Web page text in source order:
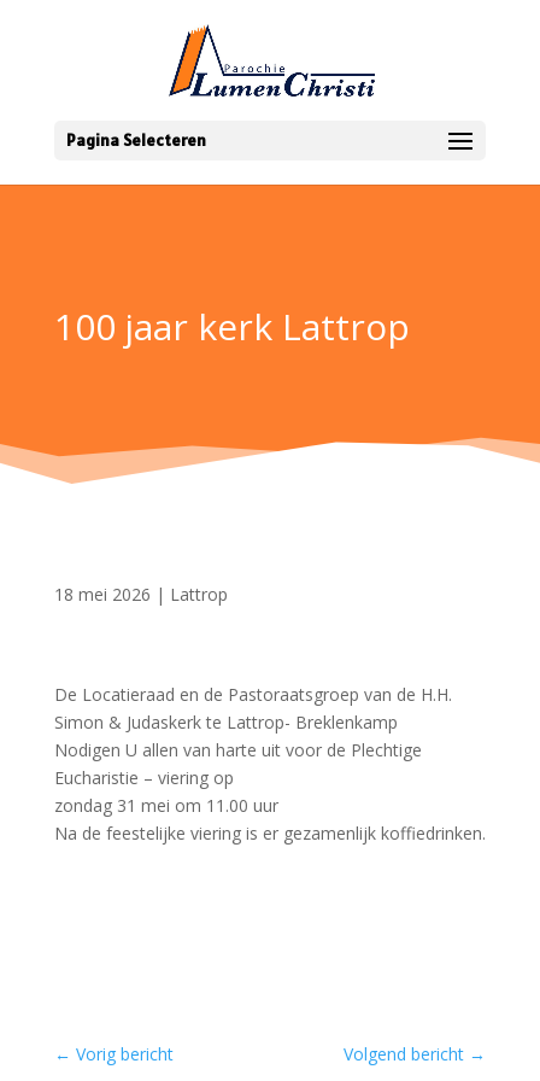
Pagina Selecteren
100 jaar kerk Lattrop
18 mei 2026 | Lattrop
De Locatieraad en de Pastoraatsgroep van de H.H.
Simon & Judaskerk te Lattrop- Breklenkamp
Nodigen U allen van harte uit voor de Plechtige
Eucharistie – viering op
zondag 31 mei om 11.00 uur
Na de feestelijke viering is er gezamenlijk koffiedrinken.
← Vorig bericht Volgend bericht →